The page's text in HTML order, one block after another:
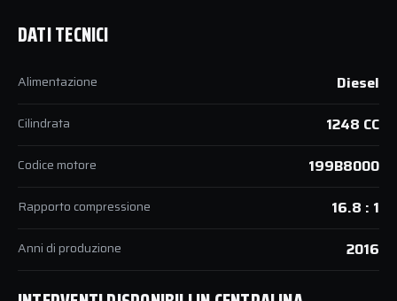
DATI TECNICI
Alimentazione Diesel
Cilindrata 1248 CC
Codice motore 199B8000
Rapporto compressione 16.8 : 1
Anni di produzione 2016